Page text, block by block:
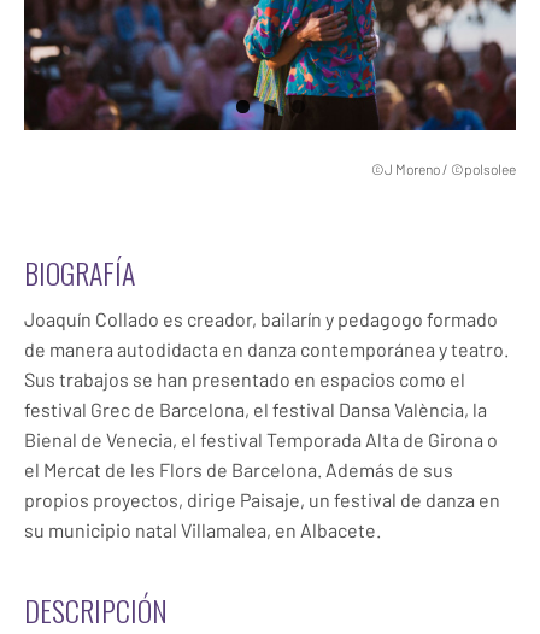
©J Moreno / ©polsolee
BIOGRAFÍA
Joaquín Collado es creador, bailarín y pedagogo formado
de manera autodidacta en danza contemporánea y teatro.
Sus trabajos se han presentado en espacios como el
festival Grec de Barcelona, el festival Dansa València, la
Bienal de Venecia, el festival Temporada Alta de Girona o
el Mercat de les Flors de Barcelona. Además de sus
propios proyectos, dirige Paisaje, un festival de danza en
su municipio natal Villamalea, en Albacete.
DESCRIPCIÓN